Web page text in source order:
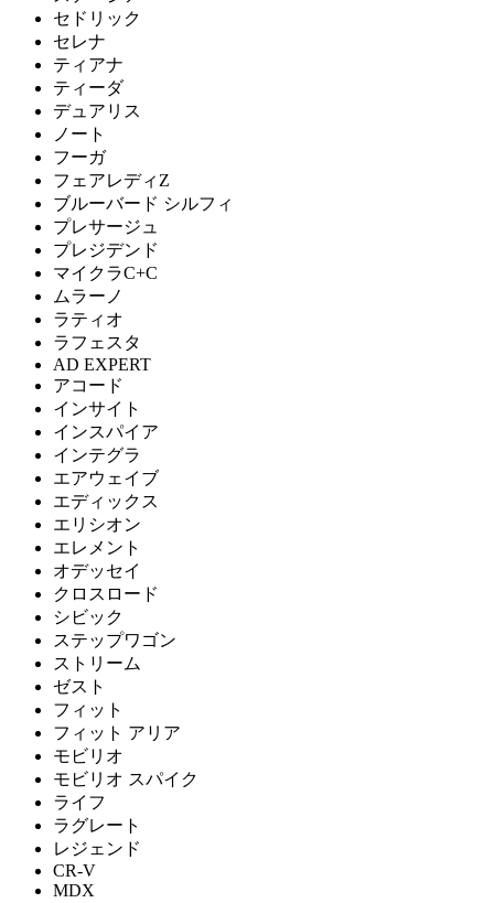
セドリック
セレナ
ティアナ
ティーダ
デュアリス
ノート
フーガ
フェアレディZ
ブルーバード シルフィ
プレサージュ
プレジデンド
マイクラC+C
ムラーノ
ラティオ
ラフェスタ
AD EXPERT
アコード
インサイト
インスパイア
インテグラ
エアウェイブ
エディックス
エリシオン
エレメント
オデッセイ
クロスロード
シビック
ステップワゴン
ストリーム
ゼスト
フィット
フィット アリア
モビリオ
モビリオ スパイク
ライフ
ラグレート
レジェンド
CR-V
MDX